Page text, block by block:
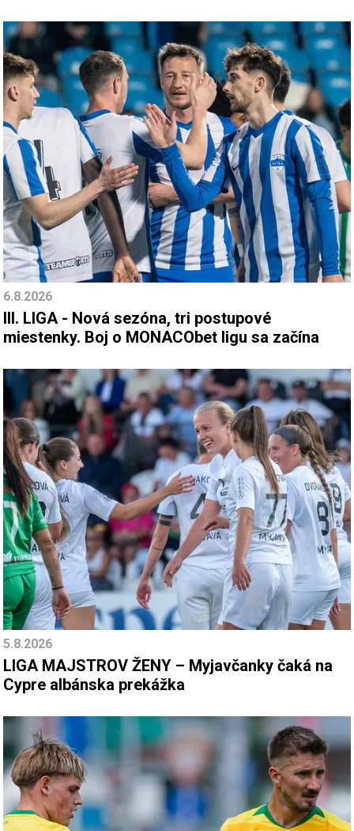
6.8.2026
III. LIGA - Nová sezóna, tri postupové
miestenky. Boj o MONACObet ligu sa začína
5.8.2026
LIGA MAJSTROV ŽENY – Myjavčanky čaká na
Cypre albánska prekážka